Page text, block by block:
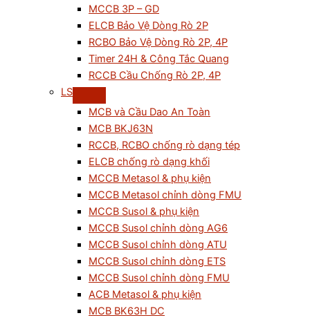
MCCB 3P – GD
ELCB Bảo Vệ Dòng Rò 2P
RCBO Bảo Vệ Dòng Rò 2P, 4P
Timer 24H & Công Tắc Quang
RCCB Cầu Chống Rò 2P, 4P
LS
MCB và Cầu Dao An Toàn
MCB BKJ63N
RCCB, RCBO chống rò dạng tép
ELCB chống rò dạng khối
MCCB Metasol & phụ kiện
MCCB Metasol chỉnh dòng FMU
MCCB Susol & phụ kiện
MCCB Susol chỉnh dòng AG6
MCCB Susol chỉnh dòng ATU
MCCB Susol chỉnh dòng ETS
MCCB Susol chỉnh dòng FMU
ACB Metasol & phụ kiện
MCB BK63H DC